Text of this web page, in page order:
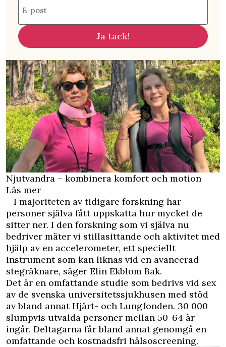
E-post
Ja tack!
Njutvandra – kombinera komfort och motion
Läs mer
– I majoriteten av tidigare forskning har
personer själva fått uppskatta hur mycket de
sitter ner. I den forskning som vi själva nu
bedriver mäter vi stillasittande och aktivitet med
hjälp av en accelerometer, ett speciellt
instrument som kan liknas vid en avancerad
stegräknare, säger Elin Ekblom Bak.
Det är en omfattande studie som bedrivs vid sex
av de svenska universitetssjukhusen med stöd
av bland annat Hjärt- och Lungfonden. 30 000
slumpvis utvalda personer mellan 50-64 år
ingår. Deltagarna får bland annat genomgå en
omfattande och kostnadsfri hälsoscreening.